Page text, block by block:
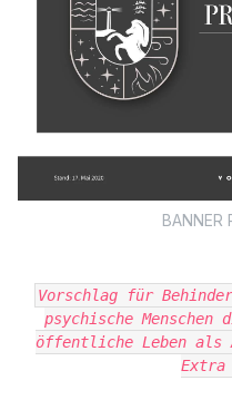
BANNER
Vorschlag für
psychische Menschen
öffentliche Leben
Extra